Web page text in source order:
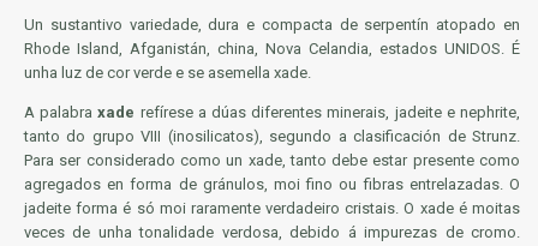
Un sustantivo variedade, dura e compacta de serpentín atopado en
Rhode Island, Afganistán, china, Nova Celandia, estados UNIDOS. É
unha luz de cor verde e se asemella xade.
A palabraxade refírese a dúas diferentes minerais, jadeite e nephrite,
tanto do grupo VIII (inosilicatos), segundo a clasificación de Strunz.
Para ser considerado como un xade, tanto debe estar presente como
agregados en forma de gránulos, moi fino ou fibras entrelazadas. O
jadeite forma é só moi raramente verdadeiro cristais. O xade é moitas
veces de unha tonalidade verdosa, debido á impurezas de cromo.